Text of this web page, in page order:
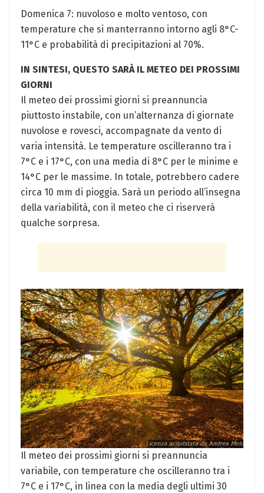
Domenica 7: nuvoloso e⁣ molto ventoso, con
temperature che⁣ si manterranno intorno agli 8°C-
11°C e⁣ probabilità di precipitazioni al 70%.
IN SINTESI, QUESTO SARÀ IL METEO DEI PROSSIMI
GIORNI
Il meteo dei⁤ prossimi giorni​ si preannuncia
piuttosto instabile, con‌ un’alternanza di ‌giornate
nuvolose e rovesci, accompagnate‌ da vento di‍
varia⁣ intensità. Le temperature oscilleranno tra​ i
7°C e i 17°C, con una media di 8°C per le minime e
14°C per le massime. In‌ totale, potrebbero cadere
circa‍ 10 mm di pioggia. Sarà un periodo all’insegna
della variabilità, con il meteo che ci riserverà
qualche ⁢sorpresa.
Il ⁢meteo dei prossimi giorni ​si preannuncia
variabile, con temperature⁤ che oscilleranno tra i
7°C e i ⁤17°C, in linea‌ con la media degli ultimi 30